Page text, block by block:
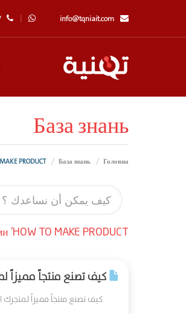
info@tqniait.com
База знань
Головна
База знань
Перегляд статей з мітками HOW TO MAKE PRODUCT
'HOW TO MAKE PRODUCT'
كيف تصنع منتجاً مميزاً
كيف تصنع منتجاً مميزاً